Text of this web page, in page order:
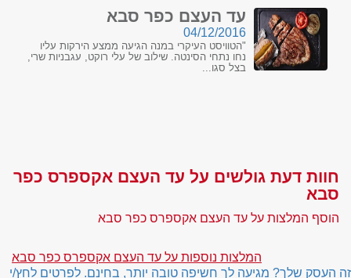
עד העצם כפר סבא
04/12/2016
"הטוויסט העיקרי במנה הגיעה ממצע הירקות עליו
נחו נתחי הסינטה. שילוב של עלי רוקט, עגבניות שרי,
בצל סגו...
חוות דעת גולשים על עד העצם אקספרס כפר
סבא
הוסף המלצות על עד העצם אקספרס כפר סבא
המלצות נוספות על עד העצם אקספרס כפר סבא
זה העסק שלך? מגיעה לך חשיפה טובה יותר, בחינם. לפרטים לחץ/י